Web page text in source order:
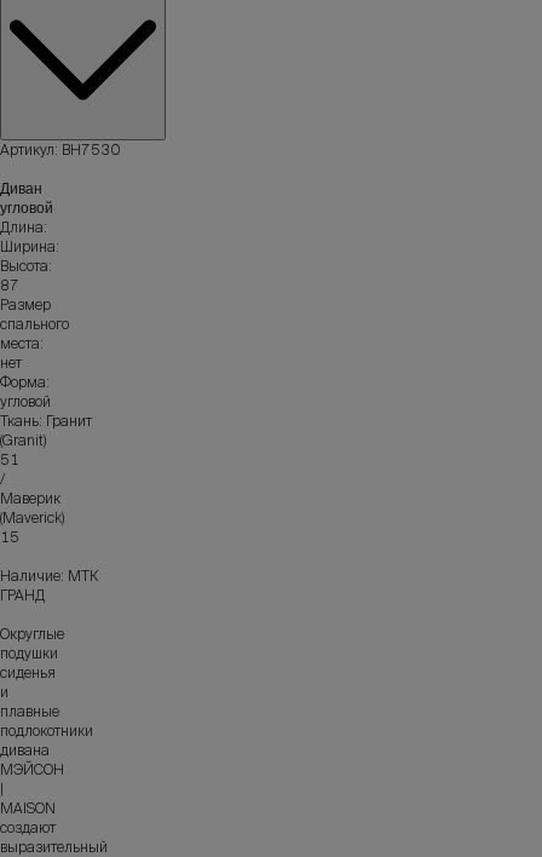
Артикул: ВН7530
Диван
угловой
Длина:
Ширина:
Высота:
87
Размер
спального
места:
нет
Форма:
угловой
Ткань: Гранит
(Granit)
51
/
Маверик
(Maverick)
15
Наличие: МТК
ГРАНД
Округлые
подушки
сиденья
и
плавные
подлокотники
дивана
МЭЙСОН
MAISON
создают
выразительный